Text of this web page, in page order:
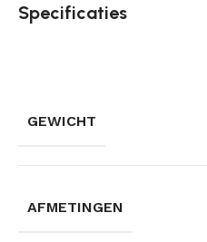
Specificaties
GEWICHT
AFMETINGEN